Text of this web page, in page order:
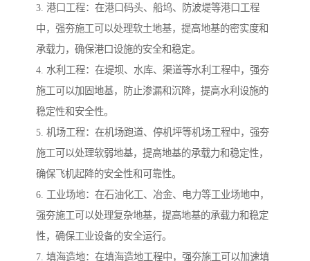
3. 港口工程：在港口码头、船坞、防波堤等港口工程
中，强夯施工可以处理软土地基，提高地基的密实度和
承载力，确保港口设施的安全和稳定。
4. 水利工程：在堤坝、水库、渠道等水利工程中，强夯
施工可以加固地基，防止渗漏和沉降，提高水利设施的
稳定性和安全性。
5. 机场工程：在机场跑道、停机坪等机场工程中，强夯
施工可以处理软弱地基，提高地基的承载力和稳定性，
确保飞机起降的安全性和可靠性。
6. 工业场地：在石油化工、冶金、电力等工业场地中，
强夯施工可以处理复杂地基，提高地基的承载力和稳定
性，确保工业设备的安全运行。
7. 填海造地：在填海造地工程中，强夯施工可以加速填